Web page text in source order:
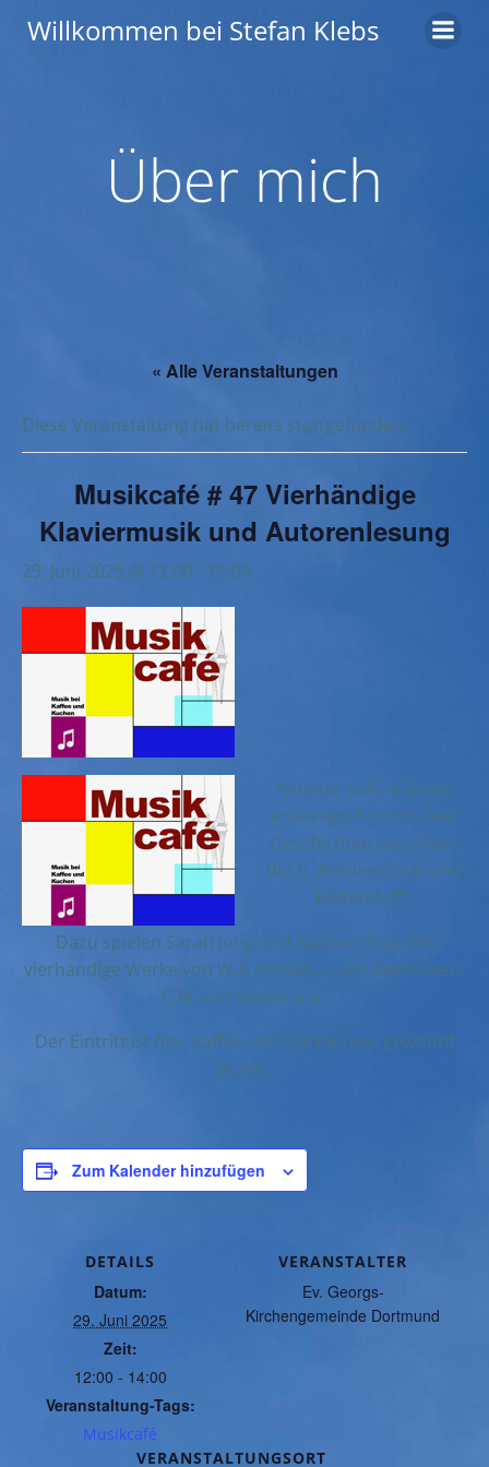
Inhalt
Willkommen bei Stefan Klebs
Über mich
« Alle Veranstaltungen
Diese Veranstaltung hat bereits stattgefunden.
Musikcafé # 47 Vierhändige
Klaviermusik und Autorenlesung
29. Juni 2025 @ 12:00 - 14:00
Annette Süß, in Sölde
ansässige Autorin, liest
Geschichten aus ihrem
Buch „Kohlenstaub und
Blütenduft“.
Dazu spielen Sarah Jung und Norbert Staschik
vierhändige Werke von W.A.Mozart, L. van Beethoven,
C.M. von Weber u.a..
Der Eintritt ist frei, Kaffee und Kuchen wie gewohnt
gratis.
Zum Kalender hinzufügen
DETAILS
Datum:
29. Juni 2025
Zeit:
12:00 - 14:00
Veranstaltung-Tags:
Musikcafé
VERANSTALTUNGSORT
VERANSTALTER
Ev. Georgs-
Kirchengemeinde Dortmund